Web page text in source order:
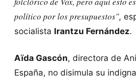
político por los presupuestos",
socialista Irantzu Fernández.
Aïda Gascón, directora de
España, no disimula su